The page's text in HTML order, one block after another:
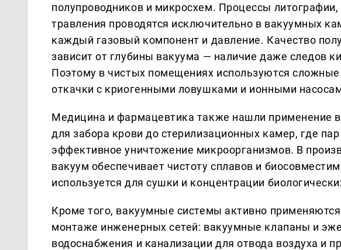
полупроводников и микросхем. Процессы
травления проводятся исключительно в вакуумных
каждый газовый компонент и давление. Качество
зависит от глубины вакуума — наличие даже следов
Поэтому в чистых помещениях используются
откачки с криогенными ловушками и ионными
Медицина и фармацевтика также нашли применение
для забора крови до стерилизационных камер, где
эффективное уничтожение микроорганизмов. В
вакуум обеспечивает чистоту сплавов и
используется для сушки и концентрации
Кроме того, вакуумные системы активно
монтаже инженерных сетей: вакуумные клапаны и
водоснабжения и канализации для отвода воздуха и